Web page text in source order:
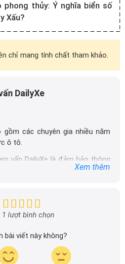
phong thủy: Ý nghĩa biển số
Xấu?
chỉ mang tính chất tham khảo.
DailyXe
gồm các chuyên gia nhiều năm
ô tô.
vấn DailyXe là đảm bảo thông
tải trên dailyxe.com.vn, thường
hơn.
Xem thêm
1 lượt bình chọn
bài viết này không?